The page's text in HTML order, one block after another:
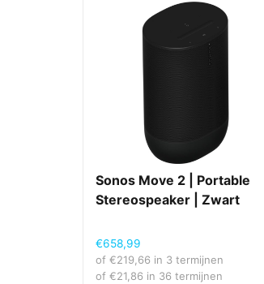
Sonos Move 2 | Portable
Stereospeaker | Zwart
€658,99
of €219,66 in 3 termijnen
of €21,86 in 36 termijnen